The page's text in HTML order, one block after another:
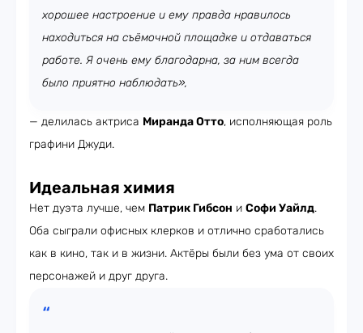
хорошее настроение и ему правда нравилось
находиться на съёмочной площадке и отдаваться
работе. Я очень ему благодарна, за ним всегда
было приятно наблюдать»,
— делилась актриса Миранда Отто, исполняющая роль
графини Джуди.
Идеальная химия
Нет дуэта лучше, чем Патрик Гибсон и Софи Уайлд.
Оба сыграли офисных клерков и отлично сработались
как в кино, так и в жизни. Актёры были без ума от своих
персонажей и друг друга.